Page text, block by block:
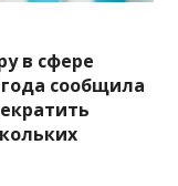
в сфере
сообщила